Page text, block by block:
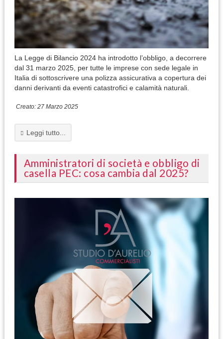
La Legge di Bilancio 2024 ha introdotto l’obbligo, a decorrere
dal 31 marzo 2025, per tutte le imprese con sede legale in
Italia di sottoscrivere una polizza assicurativa a copertura dei
danni derivanti da eventi catastrofici e calamità naturali.
Creato: 27 Marzo 2025
Leggi tutto...
Amministratori di società e obbligo di
casella PEC: cosa cambia dal 2025?